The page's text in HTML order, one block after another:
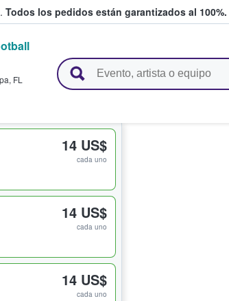
Todos los pedidos están garantizados al 100%.
fans
, FL
14 US$
cada uno
14 US$
cada uno
14 US$
cada uno